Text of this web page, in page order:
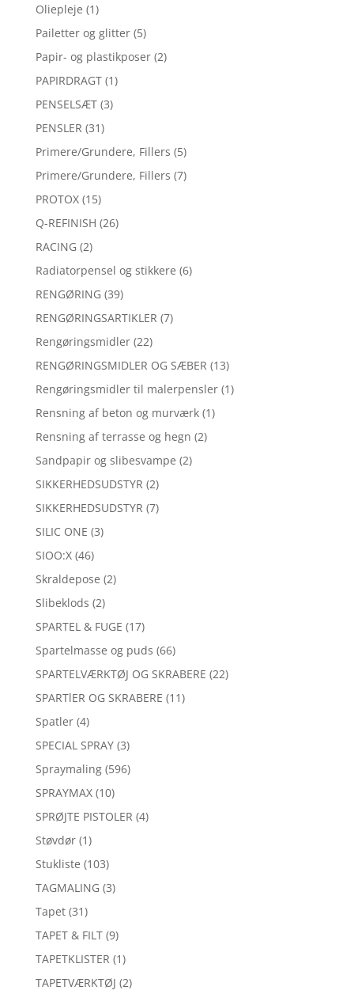
Oliepleje (1)
Pailetter og glitter (5)
Papir- og plastikposer (2)
PAPIRDRAGT (1)
PENSELSÆT (3)
PENSLER (31)
Primere/Grundere, Fillers (5)
Primere/Grundere, Fillers (7)
PROTOX (15)
Q-REFINISH (26)
RACING (2)
Radiatorpensel og stikkere (6)
RENGØRING (39)
RENGØRINGSARTIKLER (7)
Rengøringsmidler (22)
RENGØRINGSMIDLER OG SÆBER (13)
Rengøringsmidler til malerpensler (1)
Rensning af beton og murværk (1)
Rensning af terrasse og hegn (2)
Sandpapir og slibesvampe (2)
SIKKERHEDSUDSTYR (2)
SIKKERHEDSUDSTYR (7)
SILIC ONE (3)
SIOO:X (46)
Skraldepose (2)
Slibeklods (2)
SPARTEL & FUGE (17)
Spartelmasse og puds (66)
SPARTELVÆRKTØJ OG SKRABERE (22)
SPARTlER OG SKRABERE (11)
Spatler (4)
SPECIAL SPRAY (3)
Spraymaling (596)
SPRAYMAX (10)
SPRØJTE PISTOLER (4)
Støvdør (1)
Stukliste (103)
TAGMALING (3)
Tapet (31)
TAPET & FILT (9)
TAPETKLISTER (1)
TAPETVÆRKTØJ (2)